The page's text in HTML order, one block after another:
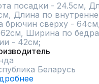
посадки - 24.5см,
Длина по
брючин сверху -
Ширина по
- 42см;
Беларусь